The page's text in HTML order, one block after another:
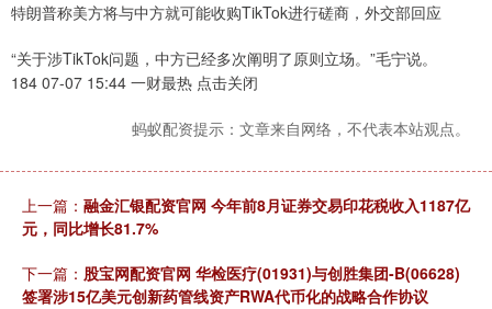
特朗普称美方将与中方就可能收购TikTok进行磋商，外交部回应
“关于涉TikTok问题，中方已经多次阐明了原则立场。”毛宁说。
184 07-07 15:44 一财最热 点击关闭
蚂蚁配资提示：文章来自网络，不代表本站观点。
上一篇： 融金汇银配资官网 今年前8月证券交易印花税收入1187亿
元，同比增长81.7%
下一篇： 股宝网配资官网 华检医疗(01931)与创胜集团-B(06628)
签署涉15亿美元创新药管线资产RWA代币化的战略合作协议